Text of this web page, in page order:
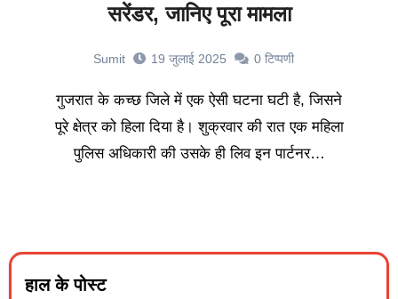
सरेंडर, जानिए पूरा मामला
Sumit 19 जुलाई 2025 0 टिप्पणी
गुजरात के कच्छ जिले में एक ऐसी घटना घटी है, जिसने
पूरे क्षेत्र को हिला दिया है। शुक्रवार की रात एक महिला
पुलिस अधिकारी की उसके ही लिव इन पार्टनर…
हाल के पोस्ट